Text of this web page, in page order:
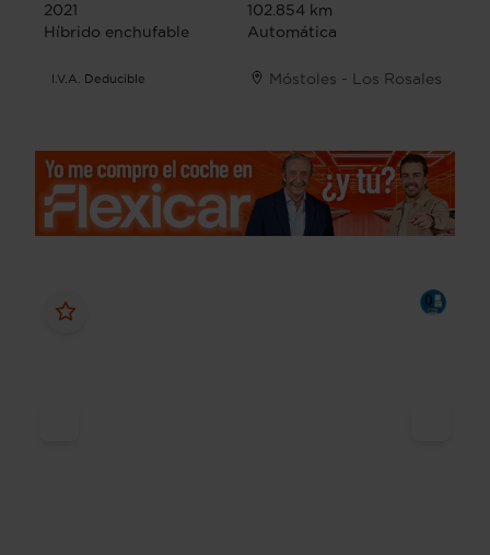
2021
102.854 km
Híbrido enchufable
Automática
I.V.A. Deducible Móstoles - Los Rosales